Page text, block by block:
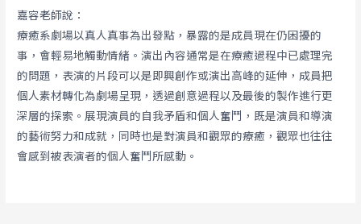
嘉容老師說：
療癒系劇場以真人真事為出發點，暴露的是成員現在仍困擾的
事，會輕易地觸動情緒。演出內容通常是在療癒過程中已處理完
的問題，表演的片段可以是即興創作或演出高峰的延伸，成員把
個人素材轉化為劇場呈現，透過創意過程以及最後的製作進行更
深層的探索。展現演員的自我矛盾和個人奮鬥，既是演員和導演
的藝術努力和成就，同時也是對演員和觀眾的療癒，觀眾也往往
會感到被表演者的個人奮鬥所感動。